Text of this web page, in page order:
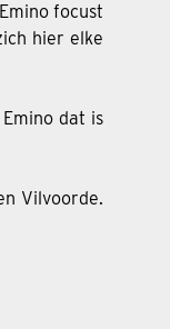
focust
hier elke
dat is
Vilvoorde.